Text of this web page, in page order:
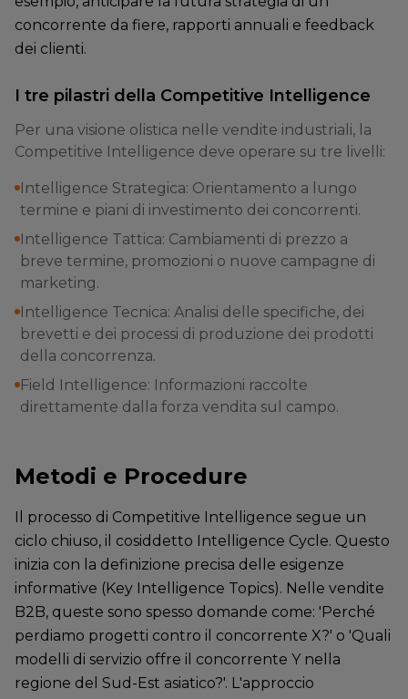
concorrente da fiere, rapporti annuali e feedback
dei clienti.
I tre pilastri della Competitive Intelligence
Per una visione olistica nelle vendite industriali, la
Competitive Intelligence deve operare su tre livelli:
Intelligence Strategica: Orientamento a lungo
termine e piani di investimento dei concorrenti.
Intelligence Tattica: Cambiamenti di prezzo a
breve termine, promozioni o nuove campagne di
marketing.
Intelligence Tecnica: Analisi delle specifiche, dei
brevetti e dei processi di produzione dei prodotti
della concorrenza.
Field Intelligence: Informazioni raccolte
direttamente dalla forza vendita sul campo.
Metodi e Procedure
Il processo di Competitive Intelligence segue un
ciclo chiuso, il cosiddetto Intelligence Cycle. Questo
inizia con la definizione precisa delle esigenze
informative (Key Intelligence Topics). Nelle vendite
B2B, queste sono spesso domande come: 'Perché
perdiamo progetti contro il concorrente X?' o 'Quali
modelli di servizio offre il concorrente Y nella
regione del Sud-Est asiatico?'. L'approccio